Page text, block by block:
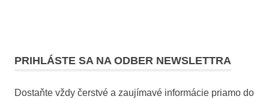
PRIHLÁSTE SA NA ODBER NEWSLETTRA
Dostaňte vždy čerstvé a zaujímavé informácie priamo do